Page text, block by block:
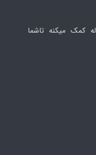
مهدی اسپرت باسابقه 10 ساله کمک میکنه تاشما